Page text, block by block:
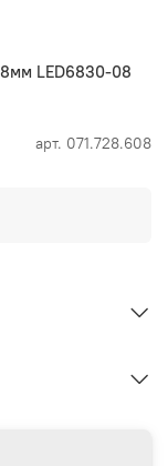
арт. 071.728.608
LED6830-08